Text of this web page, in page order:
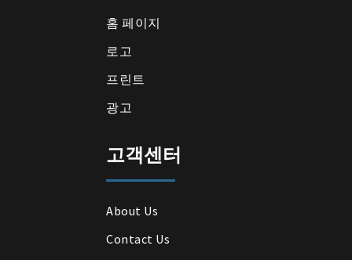
홈 페이지
로고
프린트
광고
고객센터
About Us
Contact Us